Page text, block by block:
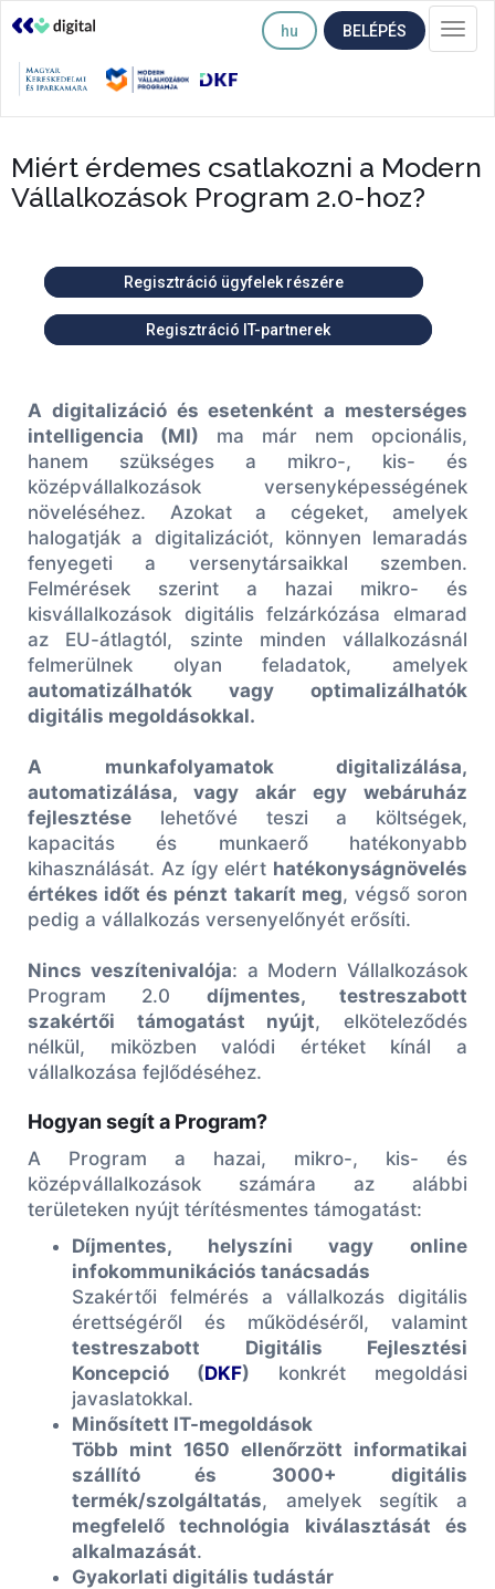
hu BELÉPÉS
Miért érdemes csatlakozni a Modern
Vállalkozások Program 2.0-hoz?
Regisztráció ügyfelek részére
Regisztráció IT-partnerek
A digitalizáció és esetenként a mesterséges
intelligencia (MI) ma már nem opcionális,
hanem szükséges a mikro-, kis- és
középvállalkozások versenyképességének
növeléséhez. Azokat a cégeket, amelyek
halogatják a digitalizációt, könnyen lemaradás
fenyegeti a versenytársaikkal szemben.
Felmérések szerint a hazai mikro- és
kisvállalkozások digitális felzárkózása elmarad
az EU-átlagtól, szinte minden vállalkozásnál
felmerülnek olyan feladatok, amelyek
automatizálhatók vagy optimalizálhatók
digitális megoldásokkal.
A munkafolyamatok digitalizálása,
automatizálása, vagy akár egy webáruház
fejlesztése lehetővé teszi a költségek,
kapacitás és munkaerő hatékonyabb
kihasználását. Az így elért hatékonyságnövelés
értékes időt és pénzt takarít meg, végső soron
pedig a vállalkozás versenyelőnyét erősíti.
Nincs veszítenivalója: a Modern Vállalkozások
Program 2.0 díjmentes, testreszabott
szakértői támogatást nyújt, elköteleződés
nélkül, miközben valódi értéket kínál a
vállalkozása fejlődéséhez.
Hogyan segít a Program?
A Program a hazai, mikro-, kis- és
középvállalkozások számára az alábbi
területeken nyújt térítésmentes támogatást:
Díjmentes, helyszíni vagy online
infokommunikációs tanácsadás
Szakértői felmérés a vállalkozás digitális
érettségéről és működéséről, valamint
testreszabott Digitális Fejlesztési
Koncepció (DKF) konkrét megoldási
javaslatokkal.
Minősített IT-megoldások
Több mint 1650 ellenőrzött informatikai
szállító és 3000+ digitális
termék/szolgáltatás, amelyek segítik a
megfelelő technológia kiválasztását és
alkalmazását.
Gyakorlati digitális tudástár